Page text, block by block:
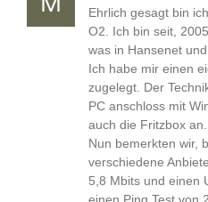
Ehrlich gesagt bin
O2. Ich bin seit,
was in Hansenet
Ich habe mir einen
zugelegt. Der
PC anschloss mit
auch die Fritzbox an.
Nun bemerkten wir,
verschiedene
5,8 Mbits und einen